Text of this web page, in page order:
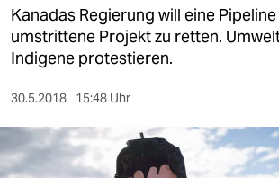
gesellschaft
sport
berlin
Kanadas Regierung will eine
umstrittene Projekt zu retten.
Indigene protestieren.
30.5.2018 15:48 Uhr